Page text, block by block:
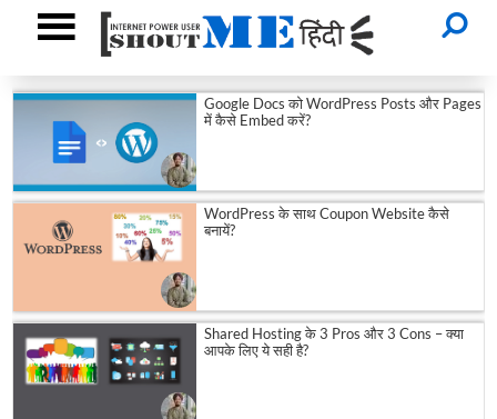
Google Docs को WordPress Posts और Pages
में कैसे Embed करें?
WordPress के साथ Coupon Website कैसे
बनायें?
Shared Hosting के 3 Pros और 3 Cons – क्या
आपके लिए ये सही है?